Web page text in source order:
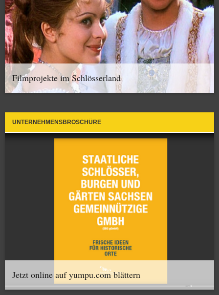
Filmprojekte im Schlösserland
UNTERNEHMENSBROSCHÜRE
Jetzt online auf yumpu.com blättern